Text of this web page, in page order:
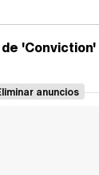
'Conviction'
anuncios